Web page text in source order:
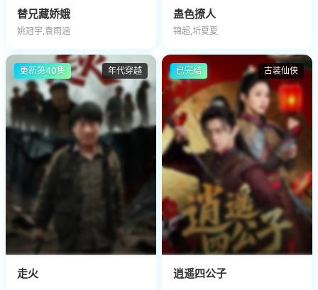
替兄藏娇娥
姚冠宇,袁雨涵
蛊色撩人
锦超,圻夏夏
年代穿越
更新第40集
走火
古装仙侠
已完结
逍遥四公子